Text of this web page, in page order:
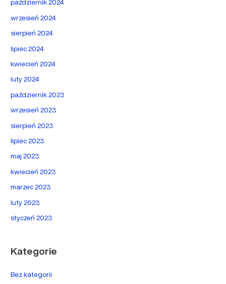
październik 2024
wrzesień 2024
sierpień 2024
lipiec 2024
kwiecień 2024
luty 2024
październik 2023
wrzesień 2023
sierpień 2023
lipiec 2023
maj 2023
kwiecień 2023
marzec 2023
luty 2023
styczeń 2023
Kategorie
Bez kategorii